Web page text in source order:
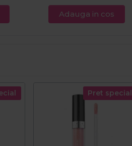
Adauga in cos
Pret special